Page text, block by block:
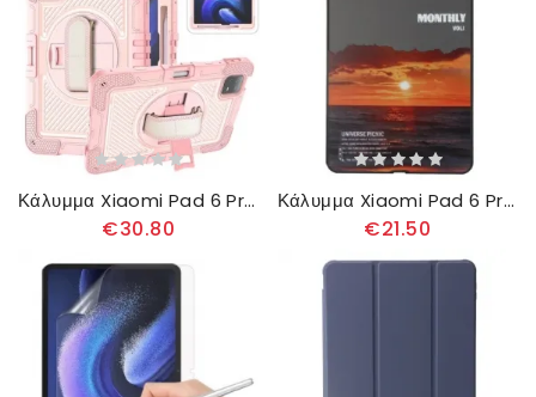
Κάλυμμα Xiaomi Pad 6 Pro Υπερανθεκτικό Με Ιμάντα Ώμου
€30.80
Κάλυμμα Xiaomi Pad 6 Pro Ηλιοβασίλεμα
€21.50